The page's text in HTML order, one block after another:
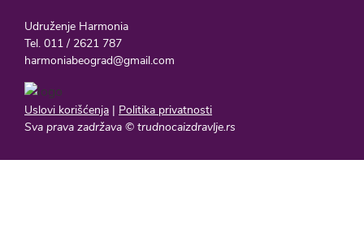
Udruženje Harmonia
Tel. 011 / 2621 787
harmoniabeograd@gmail.com
Uslovi korišćenja | Politika privatnosti
Sva prava zadržava © trudnocaizdravlje.rs